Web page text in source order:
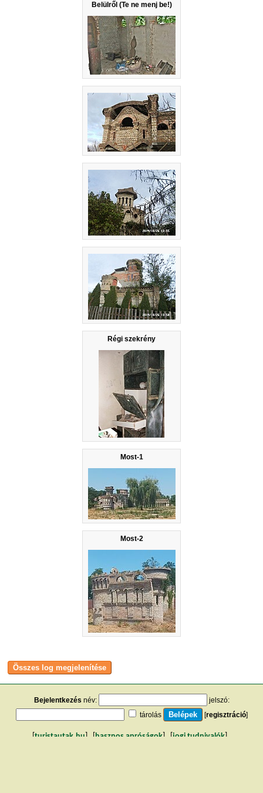
Belülről (Te ne menj be!)
Régi szekrény
Most-1
Most-2
Bejelentkezés név:
jelszó:
tárolás
[regisztráció]
[turistautak.hu ] [hasznos apróságok] [jogi tudnivalók]